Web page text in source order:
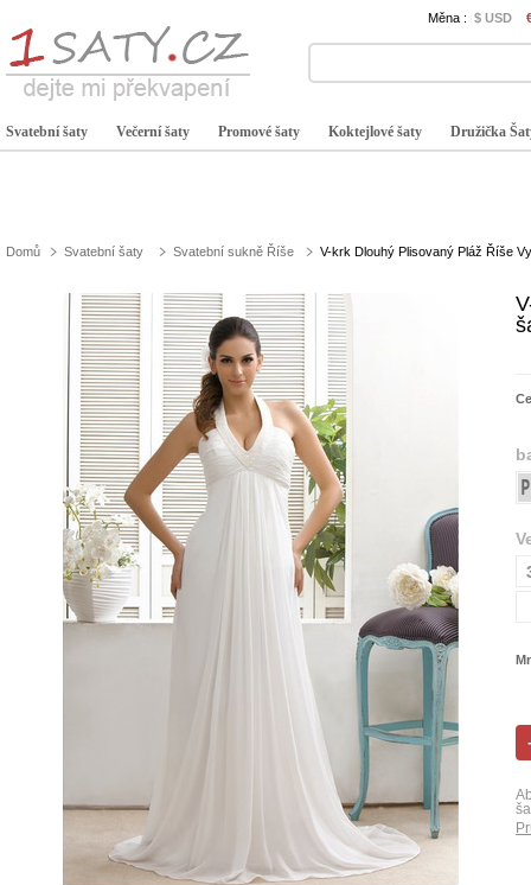
Měna : $ USD
Svatební šaty Večerní šaty Promové šaty Koktejlové šaty Družička
Domů Svatební šaty Svatební sukně Říše V-krk Dlouhý Plisovaný Pláž Říše